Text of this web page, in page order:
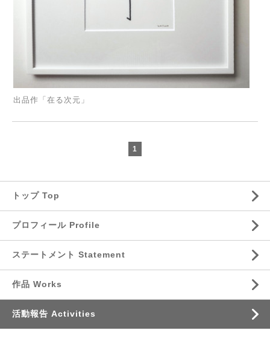
出品作「在る次元」
1
トップ Top
プロフィール Profile
ステートメント Statement
作品 Works
活動報告 Activities